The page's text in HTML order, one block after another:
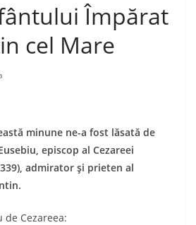
Împărat
cel Mare
minune ne-a fost lăsată de
episcop al Cezareei
admirator şi prieten al
de Cezareea: